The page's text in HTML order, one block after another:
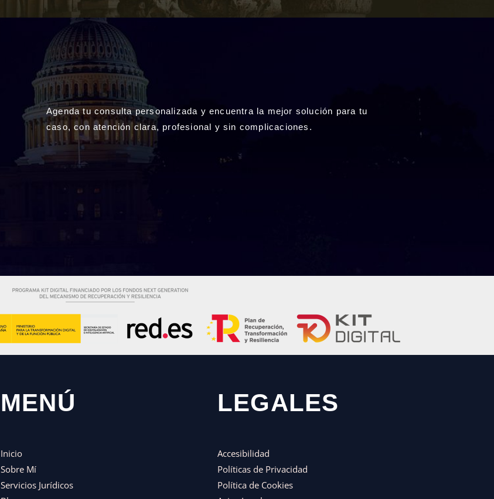
Agenda tu consulta personalizada y encuentra la mejor solución para tu
caso, con atención clara, profesional y sin complicaciones.
MENÚ
Inicio
Sobre Mí
Servicios Jurídicos
LEGALES
Accesibilidad
Políticas de Privacidad
Política de Cookies